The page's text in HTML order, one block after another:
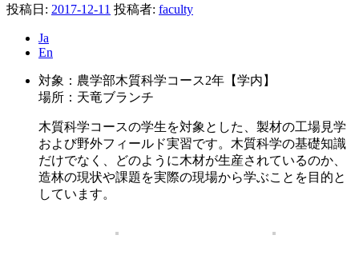
投稿日: 2017-12-11 投稿者: faculty
Ja
En
対象：農学部木質科学コース2年【学内】
場所：天竜ブランチ
木質科学コースの学生を対象とした、製材の工場見学
および野外フィールド実習です。木質科学の基礎知識
だけでなく、どのように木材が生産されているのか、
造林の現状や課題を実際の現場から学ぶことを目的と
しています。